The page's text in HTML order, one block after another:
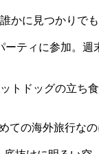
かに見つかりで
ティに参加。
トドッグの立ち
の海外旅行な